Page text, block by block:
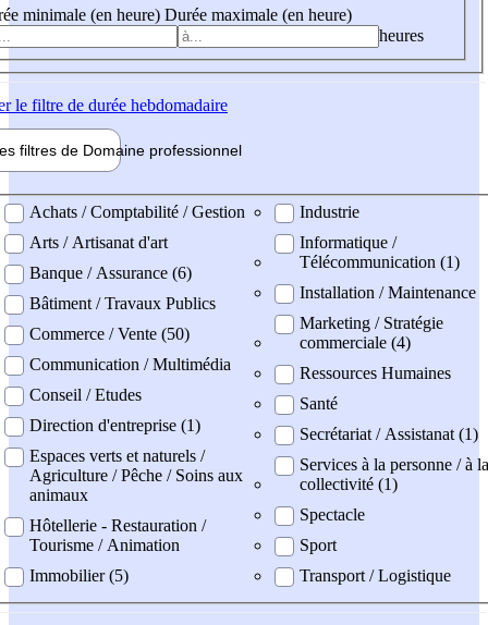
minimale (en heure) Durée maximale (en heure)
heures
le filtre de durée hebdomadaire
filtres de Domaine professionnel
professionel
Achats / Comptabilité / Gestion
Arts / Artisanat d'art
Banque / Assurance (6)
Bâtiment / Travaux Publics
Commerce / Vente (50)
Communication / Multimédia
Conseil / Etudes
Direction d'entreprise (1)
Espaces verts et naturels /
Agriculture / Pêche / Soins aux
animaux
Hôtellerie - Restauration /
Tourisme / Animation
Immobilier (5)
Industrie
Informatique /
Télécommunication (1)
Installation / Maintenance
Marketing / Stratégie
commerciale (4)
Ressources Humaines
Santé
Secrétariat / Assistanat (1)
Services à la personne / à la
collectivité (1)
Spectacle
Sport
Transport / Logistique